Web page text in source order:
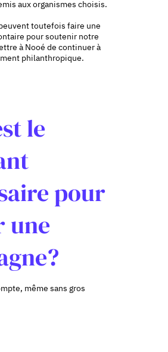
aux organismes choisis.
toutefois faire une
pour soutenir notre
à Nooé de continuer à
philanthropique.
le
pour
une
même sans gros